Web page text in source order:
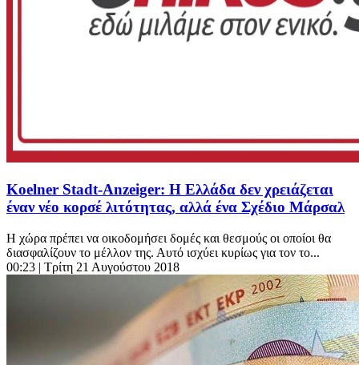
Koelner Stadt-Anzeiger: Η Ελλάδα δεν χρειάζεται
έναν νέο κορσέ λιτότητας, αλλά ένα Σχέδιο Μάρσαλ
Η χώρα πρέπει να οικοδομήσει δομές και θεσμούς οι οποίοι θα
διασφαλίζουν το μέλλον της. Αυτό ισχύει κυρίως για τον το...
00:23 | Τρίτη 21 Αυγούστου 2018